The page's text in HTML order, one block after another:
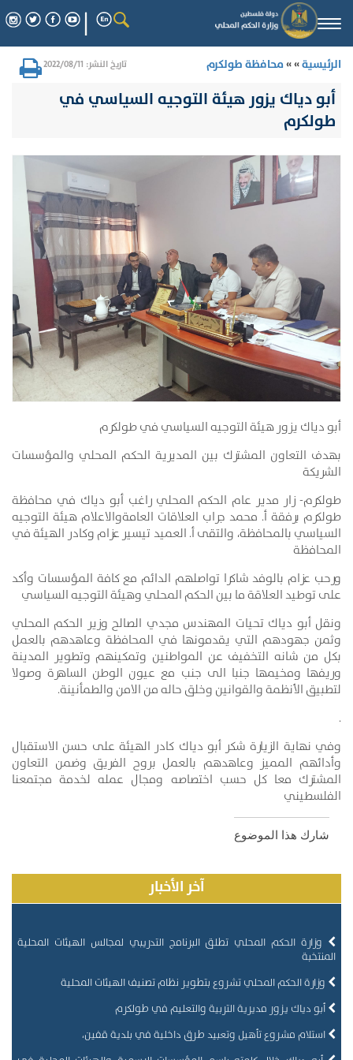
الرئيسية» »محافظة طولكرم تاريخ النشر: 2022/08/11
أبو دياك يزور هيئة التوجيه السياسي في
طولكرم
أبو دياك يزور هيئة التوجيه السياسي في طولكرم
بهدف التعاون المشترك بين المديرية الحكم المحلي والمؤسسات
الشريكة
طولكرم- زار مدير عام الحكم المحلي راغب أبو دياك في محافظة
طولكرم برفقة أ. محمد جراب العلاقات العامةوالاعلام هيئة التوجيه
السياسي بالمحافظة، والتقى أ. العميد تيسير عزام وكادر الهيئة في
المحافظة
ورحب عزام بالوفد شاكرا تواصلهم الدائم مع كافة المؤسسات وأكد
على توطيد العلاقة ما بين الحكم المحلي وهيئة التوجيه السياسي
ونقل أبو دياك تحيات المهندس مجدي الصالح وزير الحكم المحلي
وثمن جهودهم التي يقدمونها في المحافظة وعاهدهم بالعمل
بكل من شانه التخفيف عن المواطنين وتمكينهم وتطوير المدينة
وريفها ومخيمها جنبا الى جنب مع عيون الوطن الساهرة وصولا
لتطبيق الأنظمة والقوانين وخلق حاله من الامن والطمأنينة.
.
وفي نهاية الزيارة شكر أبو دياك كادر الهيئة على حسن الاستقبال
وأدائهم المميز وعاهدهم بالعمل بروح الفريق وضمن التعاون
المشترك معا كل حسب اختصاصه ومجال عمله لخدمة مجتمعنا
الفلسطيني
شارك هذا الموضوع
آخر الأخبار
وزارة الحكم المحلي تطلق البرنامج التدريبي لمجالس الهيئات المحلية
المنتخبة
وزارة الحكم المحلي تشروع بتطوير نظام تصنيف الهيئات المحلية
أبو دياك يزور مديرية التربية والتعليم في طولكرم
استلام مشروع تأهيل وتعبيد طرق داخلية في بلدية قفين،
أبو دياك خلال كلمته باسم المؤسسات الرسمية والهيئات المحلية في